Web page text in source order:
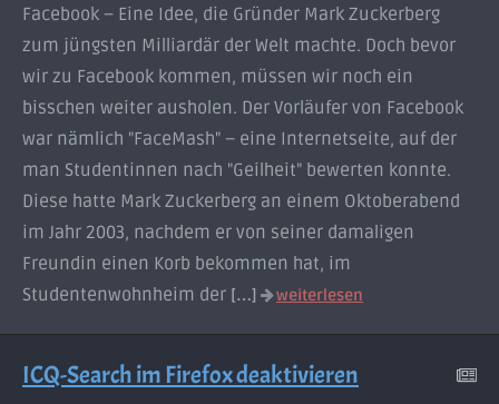
Facebook – Eine Idee, die Gründer Mark Zuckerberg
zum jüngsten Milliardär der Welt machte. Doch bevor
wir zu Facebook kommen, müssen wir noch ein
bisschen weiter ausholen. Der Vorläufer von Facebook
war nämlich "FaceMash" – eine Internetseite, auf der
man Studentinnen nach "Geilheit" bewerten konnte.
Diese hatte Mark Zuckerberg an einem Oktoberabend
im Jahr 2003, nachdem er von seiner damaligen
Freundin einen Korb bekommen hat, im
Studentenwohnheim der […] weiterlesen
ICQ-Search im Firefox deaktivieren